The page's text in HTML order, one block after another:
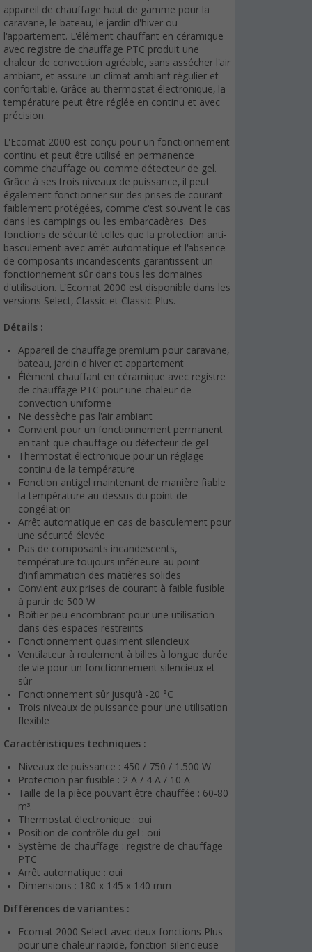
appareil de chauffage haut de gamme pour la
caravane, le bateau, le jardin d'hiver ou
l'appartement. L'élément chauffant en céramique
avec registre de chauffage PTC produit une
chaleur de convection agréable, sans assécher l'air
ambiant, et assure un climat ambiant régulier et
confortable. Grâce au thermostat électronique, la
température peut être réglée en continu et avec
précision.
L'Ecomat 2000 est conçu pour un fonctionnement
continu et peut être utilisé en permanence
comme chauffage ou comme détecteur de gel.
Grâce à ses trois niveaux de puissance, il peut
également fonctionner sur des prises de courant
faiblement protégées, comme c'est souvent le cas
dans les campings ou les embarcadères. Des
fonctions de sécurité telles que la protection anti-
basculement avec arrêt automatique et l'absence
de composants incandescents garantissent un
fonctionnement sûr dans tous les domaines
d'utilisation. L'Ecomat 2000 est disponible dans les
versions Select, Classic et Classic Plus.
Détails :
Appareil de chauffage premium pour caravane,
bateau, jardin d'hiver et appartement
Élément chauffant en céramique avec registre
de chauffage PTC pour une chaleur de
convection uniforme
Ne dessèche pas l'air ambiant
Convient pour un fonctionnement permanent
en tant que chauffage ou détecteur de gel
Thermostat électronique pour un réglage
continu de la température
Fonction antigel maintenant de manière fiable
la température au-dessus du point de
congélation
Arrêt automatique en cas de basculement pour
une sécurité élevée
Pas de composants incandescents,
température toujours inférieure au point
d'inflammation des matières solides
Convient aux prises de courant à faible fusible
à partir de 500 W
Boîtier peu encombrant pour une utilisation
dans des espaces restreints
Fonctionnement quasiment silencieux
Ventilateur à roulement à billes à longue durée
de vie pour un fonctionnement silencieux et
sûr
Fonctionnement sûr jusqu'à -20 °C
Trois niveaux de puissance pour une utilisation
flexible
Caractéristiques techniques :
Niveaux de puissance : 450 / 750 / 1.500 W
Protection par fusible : 2 A / 4 A / 10 A
Taille de la pièce pouvant être chauffée : 60-80
m³.
Thermostat électronique : oui
Position de contrôle du gel : oui
Système de chauffage : registre de chauffage
PTC
Arrêt automatique : oui
Dimensions : 180 x 145 x 140 mm
Différences de variantes :
Ecomat 2000 Select avec deux fonctions Plus
pour une chaleur rapide, fonction silencieuse